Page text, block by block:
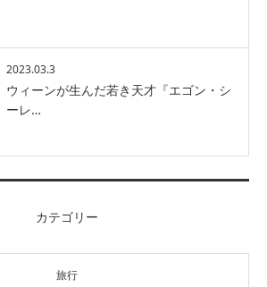
2023.03.3
ウィーンが生んだ若き天才『エゴン・シ
ーレ…
カテゴリー
旅行